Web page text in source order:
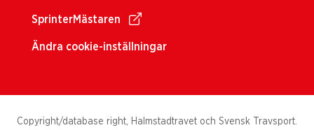
SprinterMästaren
Ändra cookie-inställningar
Copyright/database right, Halmstadtravet och Svensk Travsport.